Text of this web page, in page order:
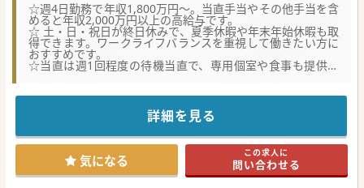
☆週4日勤務で年収1,800万円～。当直手当やその他手当を含
めると年収2,000万円以上の高給与です。
☆ 土・日・祝日が終日休みで、夏季休暇や年末年始休暇も取
得できます。ワークライフバランスを重視して働きたい方に
おすすめです。
☆当直は週1回程度の待機当直で、専用個室や食事も提供さ
れます。看護師や放射線技師も複数名おり、安心して業務に
★☆コンサルタントからのメッセージ★☆
精神科専門病院で、統合失調症や認知症など、幅広い精神疾
患に対応しています。
自然が豊かな地域で患者様に快適に療養生活を送っていただ
けるよう一人ひとりに寄り添う治療を大切にしています。
医師にとっても働きやすさを考慮した環境を整えています。
土日祝日は終日休みで、夏季・年末年始休暇も取得可能で
詳細を見る
気になる この求人に
問い合わせる